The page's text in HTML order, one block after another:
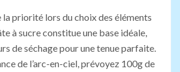
la priorité lors du choix des éléments
à sucre constitue une base idéale,
de séchage pour une tenue parfaite.
de l’arc-en-ciel, prévoyez 100g de